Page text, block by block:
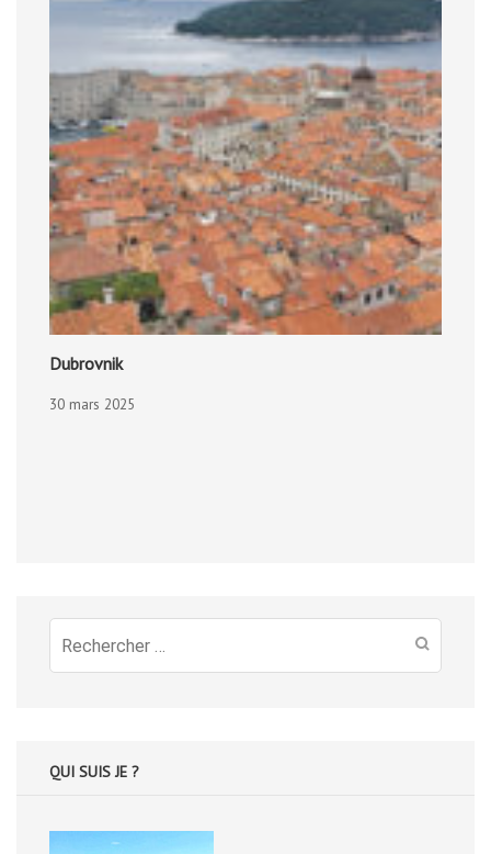
Dubrovnik
30 mars 2025
Recherche
pour
QUI SUIS JE ?